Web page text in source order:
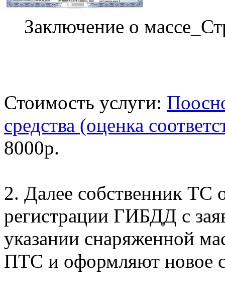
Заключение о
Стоимость услуги:
средства (оценка
8000р.
2. Далее собственник ТС
регистрации ГИБДД с
указании снаряженной
ПТС и оформляют новое